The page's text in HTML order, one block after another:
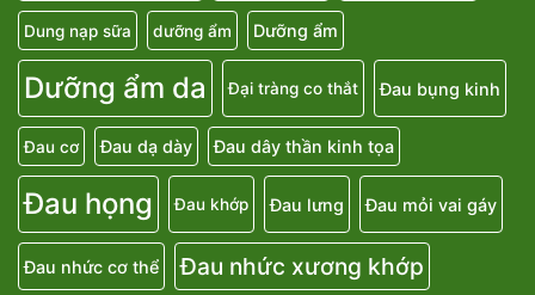
Dung nạp sữa dưỡng ẩm Dưỡng ẩm
Dưỡng ẩm da Đại tràng co thắt Đau bụng kinh
Đau cơ Đau dạ dày Đau dây thần kinh tọa
Đau họng Đau khớp Đau lưng Đau mỏi vai gáy
Đau nhức cơ thể Đau nhức xương khớp